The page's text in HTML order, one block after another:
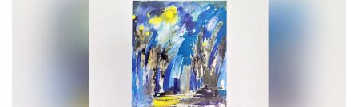
КОНТАКТИ
РЕКЛАМА
АБОНАМЕНТ